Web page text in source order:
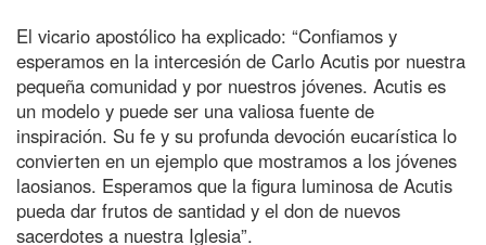
El vicario apostólico ha explicado: “Confiamos y
esperamos en la intercesión de Carlo Acutis por nuestra
pequeña comunidad y por nuestros jóvenes. Acutis es
un modelo y puede ser una valiosa fuente de
inspiración. Su fe y su profunda devoción eucarística lo
convierten en un ejemplo que mostramos a los jóvenes
laosianos. Esperamos que la figura luminosa de Acutis
pueda dar frutos de santidad y el don de nuevos
sacerdotes a nuestra Iglesia”.